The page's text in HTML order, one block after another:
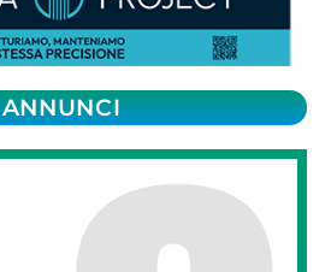
ANNUNCI